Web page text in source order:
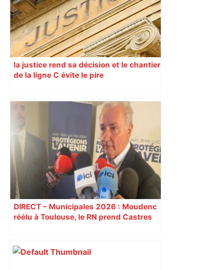
la justice rend sa décision et le chantier
de la ligne C évite le pire
DIRECT – Municipales 2026 : Moudenc
réélu à Toulouse, le RN prend Castres